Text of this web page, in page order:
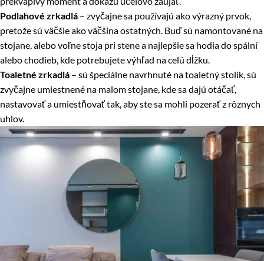
Podlahové zrkadlá – zvyčajne sa používajú ako výrazný prvok,
pretože sú väčšie ako väčšina ostatných. Buď sú namontované na
stojane, alebo voľne stoja pri stene a najlepšie sa hodia do spální
alebo chodieb, kde potrebujete výhľad na celú dĺžku.
Toaletné zrkadlá – sú špeciálne navrhnuté na toaletný stolík, sú
zvyčajne umiestnené na malom stojane, kde sa dajú otáčať,
nastavovať a umiestňovať tak, aby ste sa mohli pozerať z rôznych
uhlov.